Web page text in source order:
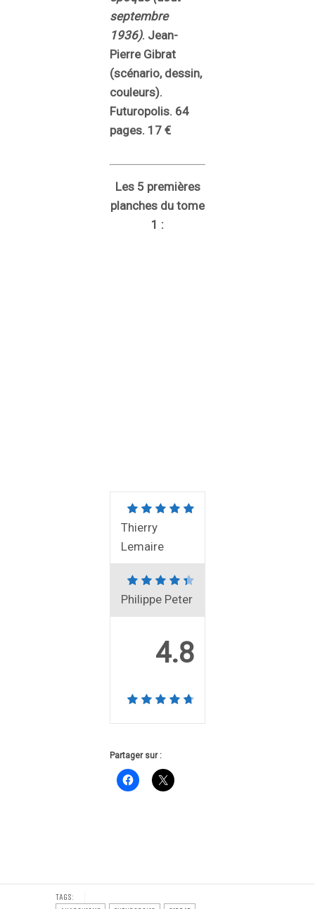
septembre
1936). Jean-
Pierre Gibrat
(scénario, dessin,
couleurs).
Futuropolis. 64
pages. 17 €
Les 5 premières
planches du tome
1 :
Thierry
Lemaire
Philippe Peter
4.8
Partager sur :
TAGS: